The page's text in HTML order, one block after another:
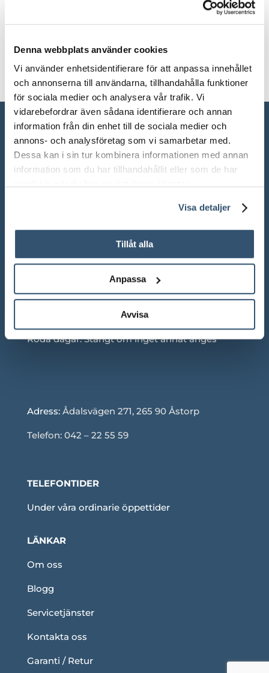
Denna webbplats använder cookies
Vi använder enhetsidentifierare för att anpassa innehållet
och annonserna till användarna, tillhandahålla funktioner
för sociala medier och analysera vår trafik. Vi
vidarebefordrar även sådana identifierare och annan
information från din enhet till de sociala medier och
annons- och analysföretag som vi samarbetar med.
Dessa kan i sin tur kombinera informationen med annan
information som du har tillhandahållit eller som de har
Visa detaljer
Tillåt alla
Anpassa
Avvisa
ÖPPETTIDER SHOWROOM
Mån-Fre: 10.00 – 18.00
Lör: 10.00 – 13.00
Röda dagar: Stängt om inget annat anges
Adress: Ådalsvägen 271, 265 90 Åstorp
Telefon: 042 – 22 55 59
TELEFONTIDER
Under våra ordinarie öppettider
LÄNKAR
Om oss
Blogg
Servicetjänster
Kontakta oss
Garanti / Retur